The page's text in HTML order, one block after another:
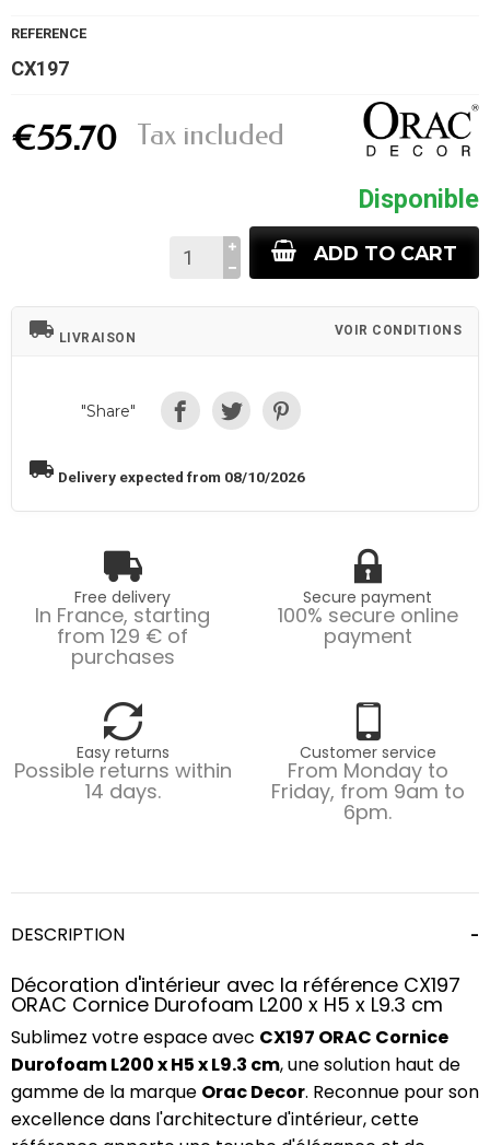
REFERENCE
CX197
€55.70 Tax included
Disponible
ADD TO CART
local_shipping LIVRAISON VOIR CONDITIONS
"Share"
local_shipping Delivery expected from 08/10/2026
Free delivery
In France, starting
from 129 € of
purchases
Secure payment
100% secure online
payment
Easy returns
Possible returns within
14 days.
Customer service
From Monday to
Friday, from 9am to
6pm.
DESCRIPTION
Décoration d'intérieur avec la référence CX197
ORAC Cornice Durofoam L200 x H5 x L9.3 cm
Sublimez votre espace avec CX197 ORAC Cornice
Durofoam L200 x H5 x L9.3 cm, une solution haut de
gamme de la marque Orac Decor. Reconnue pour son
excellence dans l'architecture d'intérieur, cette